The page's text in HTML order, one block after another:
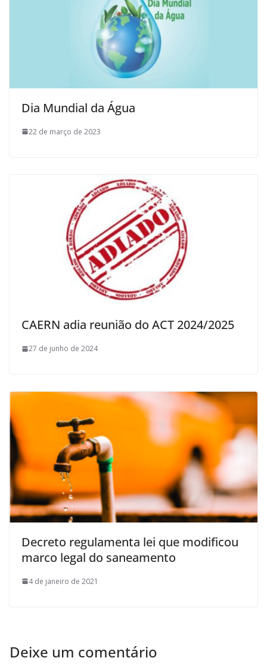
Dia Mundial da Água
22 de março de 2023
CAERN adia reunião do ACT 2024/2025
27 de junho de 2024
Decreto regulamenta lei que modificou
marco legal do saneamento
4 de janeiro de 2021
Deixe um comentário